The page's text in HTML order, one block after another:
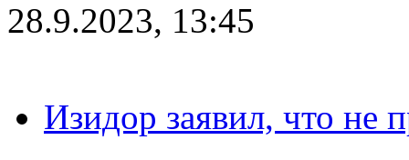
28.9.2023, 13:45
Изидор заявил, что не